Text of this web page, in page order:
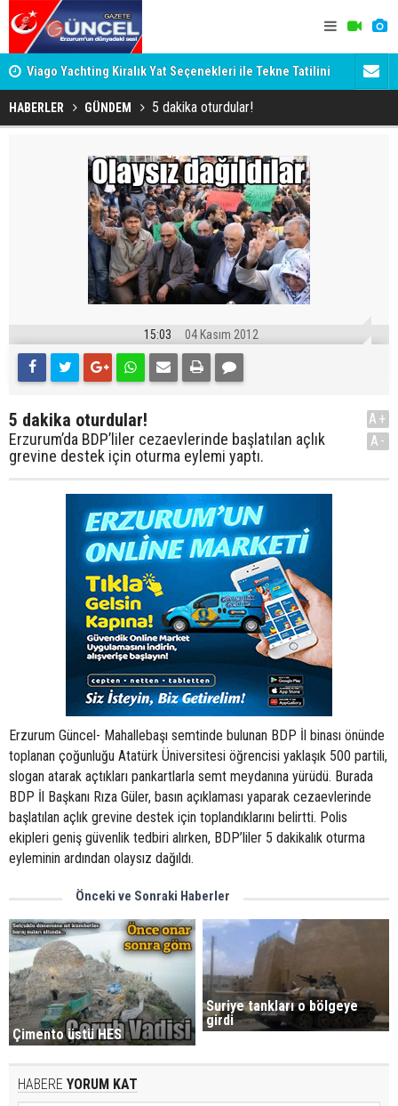
Viago Yachting Kiralık Yat Seçenekleri ile Tekne Tatilini
Planlayın
AHBAP
HABERLER GÜNDEM 5 dakika oturdular!
15:03 04 Kasım 2012
5 dakika oturdular!
Erzurum’da BDP’liler cezaevlerinde başlatılan açlık
grevine destek için oturma eylemi yaptı.
A+
A-
Erzurum Güncel- Mahallebaşı semtinde bulunan BDP İl binası önünde
toplanan çoğunluğu Atatürk Üniversitesi öğrencisi yaklaşık 500 partili,
slogan atarak açtıkları pankartlarla semt meydanına yürüdü. Burada
BDP İl Başkanı Rıza Güler, basın açıklaması yaparak cezaevlerinde
başlatılan açlık grevine destek için toplandıklarını belirtti. Polis
ekipleri geniş güvenlik tedbiri alırken, BDP’liler 5 dakikalık oturma
eyleminin ardından olaysız dağıldı.
Önceki ve Sonraki Haberler
Çimento üstü HES
Suriye tankları o bölgeye
girdi
HABERE YORUM KAT